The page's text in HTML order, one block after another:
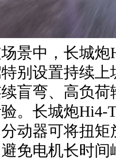
景中，长城
别设置持续
盲弯、高负
。长城炮Hi4-
动器可将扭
免电机长时